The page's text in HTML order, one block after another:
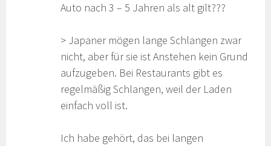
Auto nach 3 – 5 Jahren als alt gilt???
> Japaner mögen lange Schlangen zwar
nicht, aber für sie ist Anstehen kein Grund
aufzugeben. Bei Restaurants gibt es
regelmäßig Schlangen, weil der Laden
einfach voll ist.
Ich habe gehört, das bei langen